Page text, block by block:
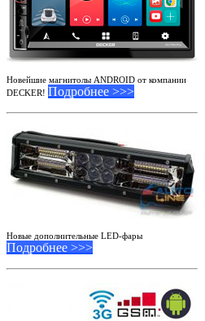
Новейшие магнитолы ANDROID от компании
DECKER! Подробнее >>>
Новые дополнительные LED-фары
Подробнее >>>